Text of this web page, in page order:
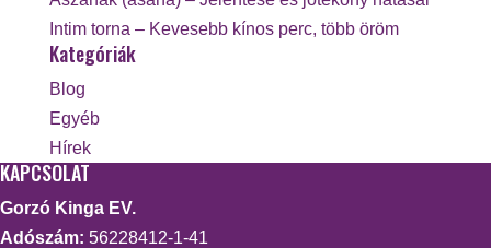
Intim torna – Kevesebb kínos perc, több öröm
Kategóriák
Blog
Egyéb
Hírek
KAPCSOLAT
Gorzó Kinga EV.
Adószám: 56228412-1-41